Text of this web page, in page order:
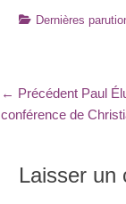
Catégories
Dernières
Navigation
de
← Précédent Article
Paul
conférence de
Laisser un